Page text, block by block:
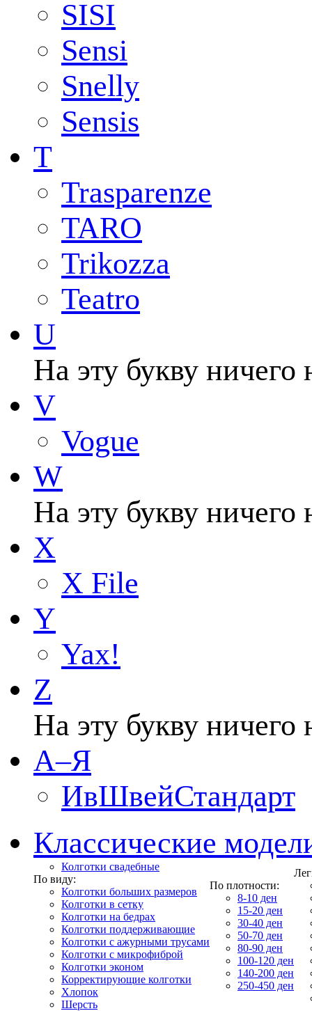
SISI
Sensi
Snelly
Sensis
T
Trasparenze
TARO
Trikozza
Teatro
U
На эту букву ничего
V
Vogue
W
На эту букву ничего
X
X File
Y
Yax!
Z
На эту букву ничего
А–Я
ИвШвейСтандарт
Классические
Колготки свадебные
По виду:
Колготки больших размеров
Колготки в сетку
Колготки на бедрах
Колготки поддерживающие
Колготки с ажурными трусами
Колготки с микрофиброй
Колготки эконом
Корректирующие колготки
Хлопок
Шерсть
По плотности:
8-10 ден
15-20 ден
30-40 ден
50-70 ден
80-90 ден
100-120 ден
140-200 ден
250-450 ден